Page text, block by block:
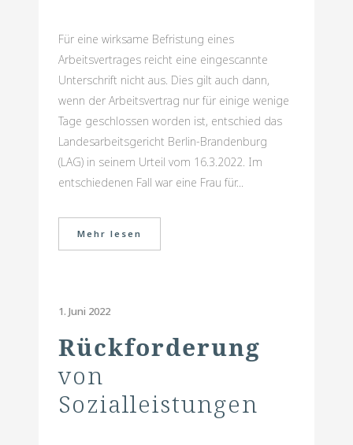
Für eine wirksame Befristung eines
Arbeitsvertrages reicht eine eingescannte
Unterschrift nicht aus. Dies gilt auch dann,
wenn der Arbeitsvertrag nur für einige wenige
Tage geschlossen worden ist, entschied das
Landesarbeitsgericht Berlin-Brandenburg
(LAG) in seinem Urteil vom 16.3.2022. Im
entschiedenen Fall war eine Frau für...
Mehr lesen
1. Juni 2022
Rückforderung
von
Sozialleistungen